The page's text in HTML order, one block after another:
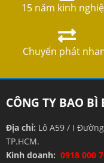
15 năm kinh
Chuyển phát
CÔNG TY BAO
Địa chỉ: Lô A59 / I
TP.HCM.
Kinh doanh: 0918 000